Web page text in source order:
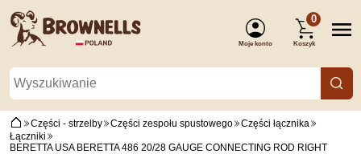
Moje konto
0
Koszyk
Części - strzelby Części zespołu spustowego
Części łącznika
Łączniki
BERETTA USA BERETTA 486 20/28 GAUGE CONNECTING ROD RIGHT